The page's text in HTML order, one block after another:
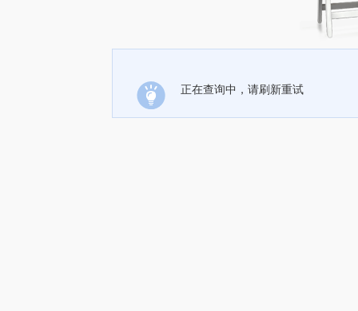
正在查询中，请刷新重试